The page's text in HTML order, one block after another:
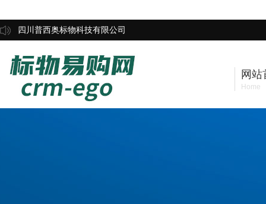
四川普西奥标物科技有限公司
网站
Home